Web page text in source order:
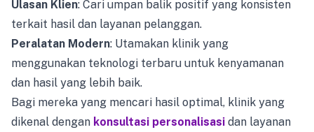
Ulasan Klien: Cari umpan balik positif yang konsisten
terkait hasil dan layanan pelanggan.
Peralatan Modern: Utamakan klinik yang
menggunakan teknologi terbaru untuk kenyamanan
dan hasil yang lebih baik.
Bagi mereka yang mencari hasil optimal, klinik yang
dikenal dengan konsultasi personalisasi dan layanan